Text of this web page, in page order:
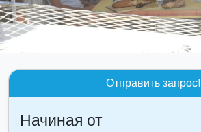
Отправить запрос!
Начиная от